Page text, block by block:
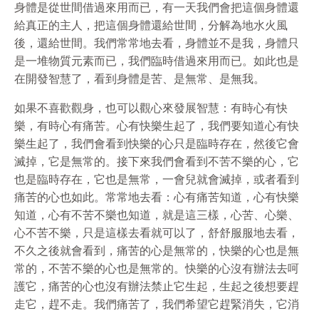
身體是從世間借過來用而已，有一天我們會把這個身體還
給真正的主人，把這個身體還給世間，分解為地水火風
後，還給世間。我們常常地去看，身體並不是我，身體只
是一堆物質元素而已，我們臨時借過來用而已。如此也是
在開發智慧了，看到身體是苦、是無常、是無我。
如果不喜歡觀身，也可以觀心來發展智慧：有時心有快
樂，有時心有痛苦。心有快樂生起了，我們要知道心有快
樂生起了，我們會看到快樂的心只是臨時存在，然後它會
滅掉，它是無常的。接下來我們會看到不苦不樂的心，它
也是臨時存在，它也是無常，一會兒就會滅掉，或者看到
痛苦的心也如此。常常地去看：心有痛苦知道，心有快樂
知道，心有不苦不樂也知道，就是這三樣，心苦、心樂、
心不苦不樂，只是這樣去看就可以了，舒舒服服地去看，
不久之後就會看到，痛苦的心是無常的，快樂的心也是無
常的，不苦不樂的心也是無常的。快樂的心沒有辦法去呵
護它，痛苦的心也沒有辦法禁止它生起，生起之後想要趕
走它，趕不走。我們痛苦了，我們希望它趕緊消失，它消